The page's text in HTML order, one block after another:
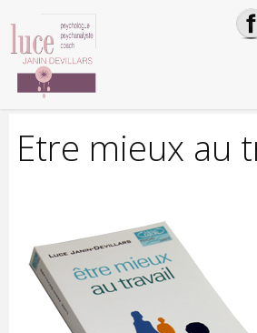
content
A
IN
LLA
RS-
PSY
O
Etre mieux au